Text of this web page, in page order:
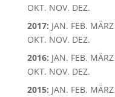
OKT. NOV. DEZ.
2017: JAN. FEB. MÄRZ
OKT. NOV. DEZ.
2016: JAN. FEB. MÄRZ
OKT. NOV. DEZ.
2015: JAN. FEB. MÄRZ